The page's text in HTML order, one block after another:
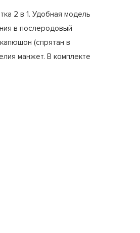
2 в 1. Удобная модель
в послеродовый
(спрятан в
манжет. В комплекте